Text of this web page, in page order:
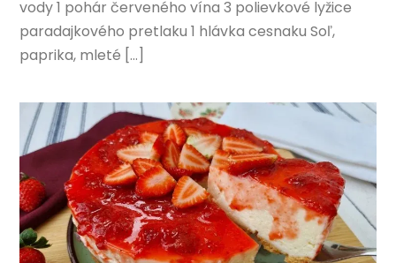
vody 1 pohár červeného vína 3 polievkové lyžice
paradajkového pretlaku 1 hlávka cesnaku Soľ,
paprika, mleté […]